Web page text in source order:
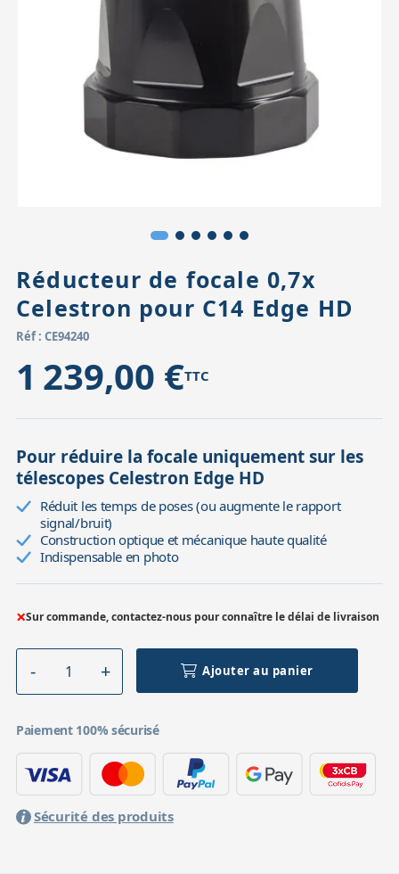
Accessoires pour montures
Têtes
Pièces détachées
Réducteur de focale 0,7x
Celestron pour C14 Edge HD
Réf : CE94240
1 239,00 €TTC
Pour réduire la focale uniquement sur les
télescopes Celestron Edge HD
Réduit les temps de poses (ou augmente le rapport
signal/bruit)
Construction optique et mécanique haute qualité
Indispensable en photo
×Sur commande, contactez-nous pour connaître le délai de livraison
Ajouter au panier
Paiement 100% sécurisé
Sécurité des produits